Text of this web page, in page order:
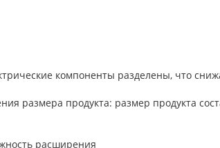
компоненты разделены, что
размера продукта: размер продукта
расширения